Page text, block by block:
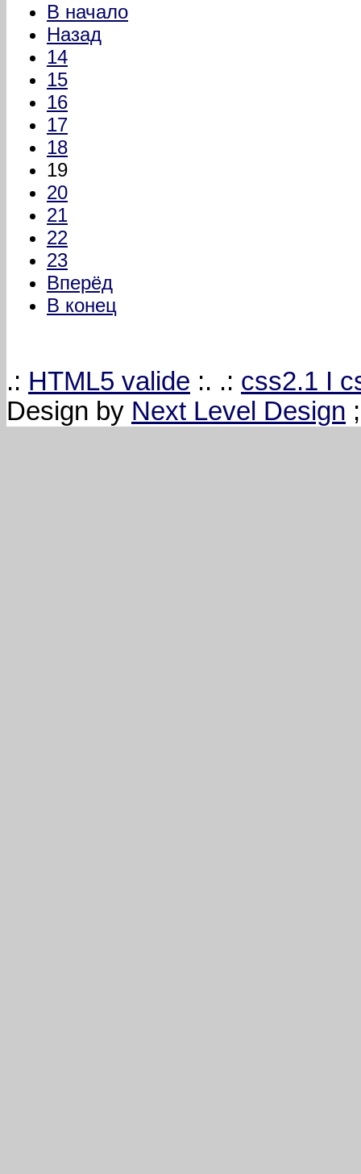
В начало
Назад
14
15
16
17
18
19
20
21
22
23
Вперёд
В конец
.: HTML5 valide :. .: css2.1 I
Design by Next Level Design